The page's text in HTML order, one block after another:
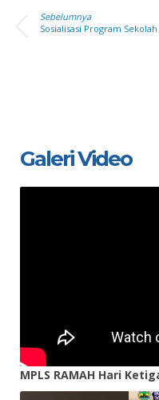
Sebelumnya
Sosialisasi Program Sekolah
Galeri Video
MPLS RAMAH Hari